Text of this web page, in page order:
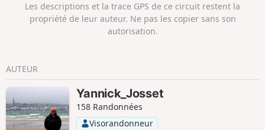
Les descriptions et la trace GPS de ce circuit restent la
propriété de leur auteur. Ne pas les copier sans son
autorisation.
AUTEUR
Yannick_Josset
158 Randonnées
Visorandonneur